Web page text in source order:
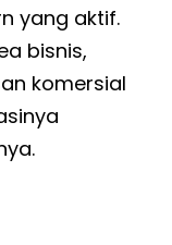
yang aktif.
bisnis,
komersial